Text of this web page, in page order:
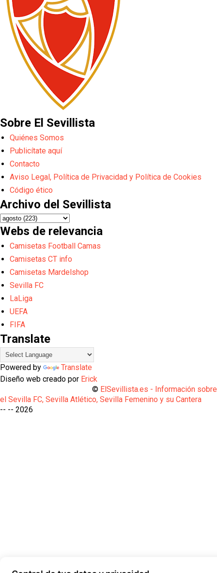
Sobre El Sevillista
Quiénes Somos
Publicítate aquí
Contacto
Aviso Legal, Política de Privacidad y Política de Cookies
Código ético
Archivo del Sevillista
Webs de relevancia
Camisetas Football Camas
Camisetas CT info
Camisetas Mardelshop
Sevilla FC
LaLiga
UEFA
FIFA
Translate
Powered by
Translate
Diseño web creado por Erick
© ElSevillista.es - Información sobre
el Sevilla FC, Sevilla Atlético, Sevilla Femenino y su Cantera
-- -- 2026